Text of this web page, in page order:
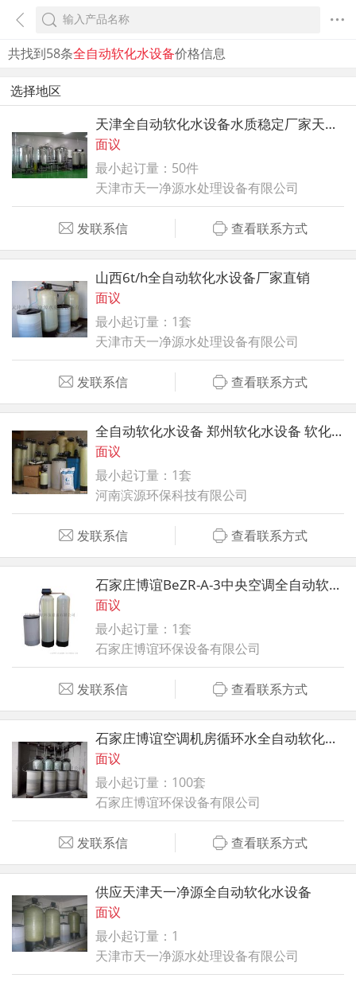
共找到58条全自动软化水设备价格信息
选择地区
天津全自动软化水设备水质稳定厂家天一净源
面议
最小起订量：50件
天津市天一净源水处理设备有限公司
发联系信 查看联系方式
山西6t/h全自动软化水设备厂家直销
面议
最小起订量：1套
天津市天一净源水处理设备有限公司
发联系信 查看联系方式
全自动软化水设备 郑州软化水设备 软化水设备厂家
面议
最小起订量：1套
河南滨源环保科技有限公司
发联系信 查看联系方式
石家庄博谊BeZR-A-3中央空调全自动软化水设备
面议
最小起订量：1套
石家庄博谊环保设备有限公司
发联系信 查看联系方式
石家庄博谊空调机房循环水全自动软化水设备
面议
最小起订量：100套
石家庄博谊环保设备有限公司
发联系信 查看联系方式
供应天津天一净源全自动软化水设备
面议
最小起订量：1
天津市天一净源水处理设备有限公司